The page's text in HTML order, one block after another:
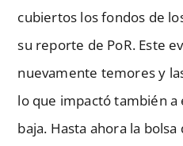
cubiertos los fondos de
su reporte de PoR. Este
nuevamente temores y
lo que impactó también a
baja. Hasta ahora la